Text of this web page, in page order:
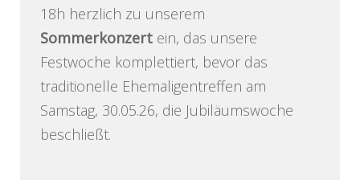
18h herzlich zu unserem
Sommerkonzert ein, das unsere
Festwoche komplettiert, bevor das
traditionelle Ehemaligentreffen am
Samstag, 30.05.26, die Jubiläumswoche
beschließt.